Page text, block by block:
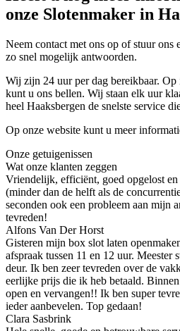
onze Slotenmaker in
Neem contact met ons op of stuur
zo snel mogelijk antwoorden.
Wij zijn 24 uur per dag bereikbaar. Op
kunt u ons bellen. Wij staan elk uur
heel Haaksbergen de snelste service
Op onze website kunt u meer
Onze getuigenissen
Wat onze klanten zeggen
Vriendelijk, efficiënt, goed opgelost
(minder dan de helft als de
seconden ook een probleem aan mijn
tevreden!
Alfons Van Der Horst
Gisteren mijn box slot laten
afspraak tussen 11 en 12 uur. Meester
deur. Ik ben zeer tevreden over de
eerlijke prijs die ik heb betaald.
open en vervangen!! Ik ben super
ieder aanbevelen. Top gedaan!
Clara Sasbrink